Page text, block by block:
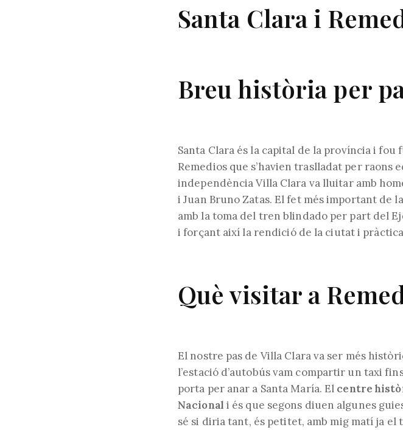
Santa Clara i
Breu història per
Santa Clara és la capital de la província i fou
Remedios que s’havien traslladat per raons
independència Villa Clara va lluitar amb
i Juan Bruno Zatas. El fet més important de
amb la toma del tren blindado per part del
i forçant així la rendició de la ciutat i
Què visitar a
El nostre pas de Villa Clara va ser més
l’estació d’autobús vam compartir un taxi
porta per anar a Santa María. El centre
Nacional i és que segons diuen algunes
sé si diria tant, és petitet, amb mig matí ja